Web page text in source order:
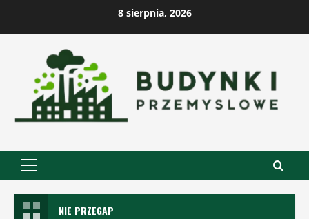
8 sierpnia, 2026
Primary
NIE PRZEGAP